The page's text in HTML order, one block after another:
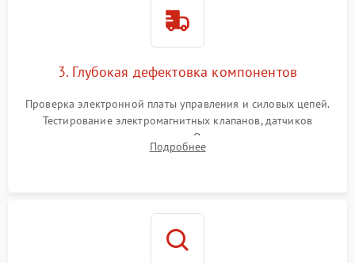
3. Глубокая дефектовка компонентов
Проверка электронной платы управления и силовых цепей.
Тестирование электромагнитных клапанов, датчиков
температуры и расходомера. Оценка степени износа
жерновов кофемолки, уплотнительных колец гидросистемы
Подробнее